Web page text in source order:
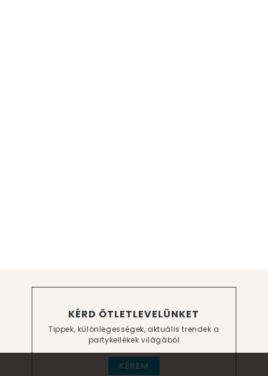
KÉRD ÖTLETLEVELÜNKET
Tippek, különlegességek, aktuális trendek a
partykellékek világából
KÉREM